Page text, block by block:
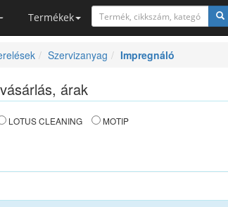
Termékek
Szervizanyag Impregnáló
árak
LOTUS CLEANING MOTIP